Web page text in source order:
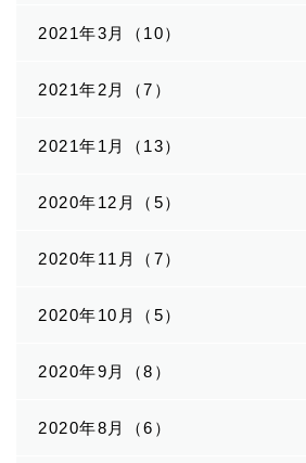
2021年3月（10）
2021年2月（7）
2021年1月（13）
2020年12月（5）
2020年11月（7）
2020年10月（5）
2020年9月（8）
2020年8月（6）